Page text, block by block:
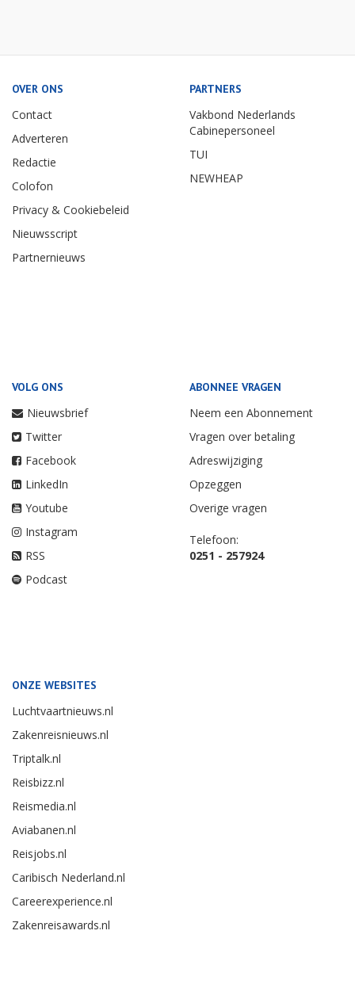
OVER ONS
Contact
Adverteren
Redactie
Colofon
Privacy & Cookiebeleid
Nieuwsscript
Partnernieuws
PARTNERS
Vakbond Nederlands
Cabinepersoneel
TUI
NEWHEAP
VOLG ONS
Nieuwsbrief
Twitter
Facebook
LinkedIn
Youtube
Instagram
RSS
Podcast
ABONNEE VRAGEN
Neem een Abonnement
Vragen over betaling
Adreswijziging
Opzeggen
Overige vragen
Telefoon:
0251 - 257924
ONZE WEBSITES
Luchtvaartnieuws.nl
Zakenreisnieuws.nl
Triptalk.nl
Reisbizz.nl
Reismedia.nl
Aviabanen.nl
Reisjobs.nl
Caribisch Nederland.nl
Careerexperience.nl
Zakenreisawards.nl